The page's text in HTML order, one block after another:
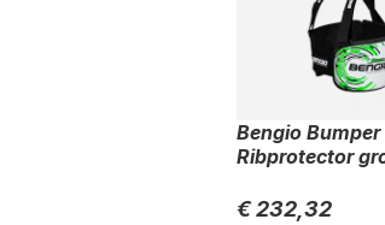
Bengio Bumper
Ribprotector
€ 232,32